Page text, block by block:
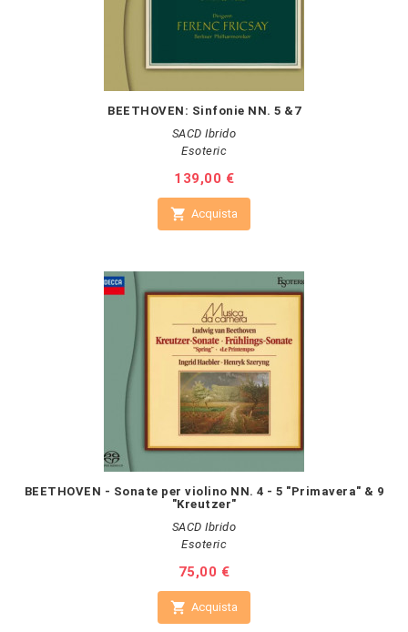
BEETHOVEN: Sinfonie NN. 5 &7
SACD Ibrido
Esoteric
Prezzo
139,00 €
 Acquista
BEETHOVEN - Sonate per violino NN. 4 - 5 "Primavera" & 9
"Kreutzer"
SACD Ibrido
Esoteric
Prezzo
75,00 €
 Acquista